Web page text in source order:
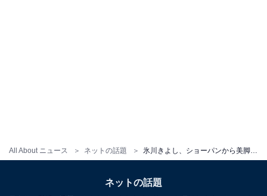
All About ニュース ネットの話題 氷川きよし、ショーパンから美脚を披露！ 玉置浩二のライブを訪れ「熱い気持ちになりました」
ネットの話題